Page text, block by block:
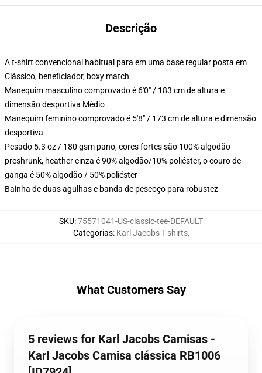
Descrição
A t-shirt convencional habitual para em uma base regular posta em
Clássico, beneficiador, boxy match
Manequim masculino comprovado é 6'0" / 183 cm de altura e
dimensão desportiva Médio
Manequim feminino comprovado é 5'8" / 173 cm de altura e dimensão
desportiva
Pesado 5.3 oz / 180 gsm pano, cores fortes são 100% algodão
preshrunk, heather cinza é 90% algodão/10% poliéster, o couro de
ganga é 50% algodão / 50% poliéster
Bainha de duas agulhas e banda de pescoço para robustez
SKU:75571041-US-classic-tee-DEFAULT
Categorias: Karl Jacobs T-shirts,
What Customers Say
5 reviews for Karl Jacobs Camisas -
Karl Jacobs Camisa clássica RB1006